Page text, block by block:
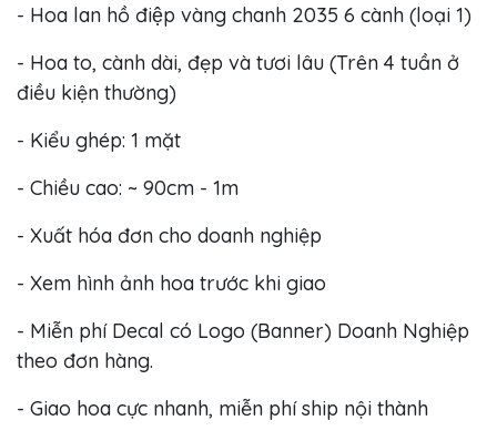
- Hoa lan hồ điệp vàng chanh 2035 6 cành (loại 1)
- Hoa to, cành dài, đẹp và tươi lâu (Trên 4 tuần ở
điều kiện thường)
- Kiểu ghép: 1 mặt
- Chiều cao: ~ 90cm - 1m
- Xuất hóa đơn cho doanh nghiệp
- Xem hình ảnh hoa trước khi giao
- Miễn phí Decal có Logo (Banner) Doanh Nghiệp
theo đơn hàng.
- Giao hoa cực nhanh, miễn phí ship nội thành